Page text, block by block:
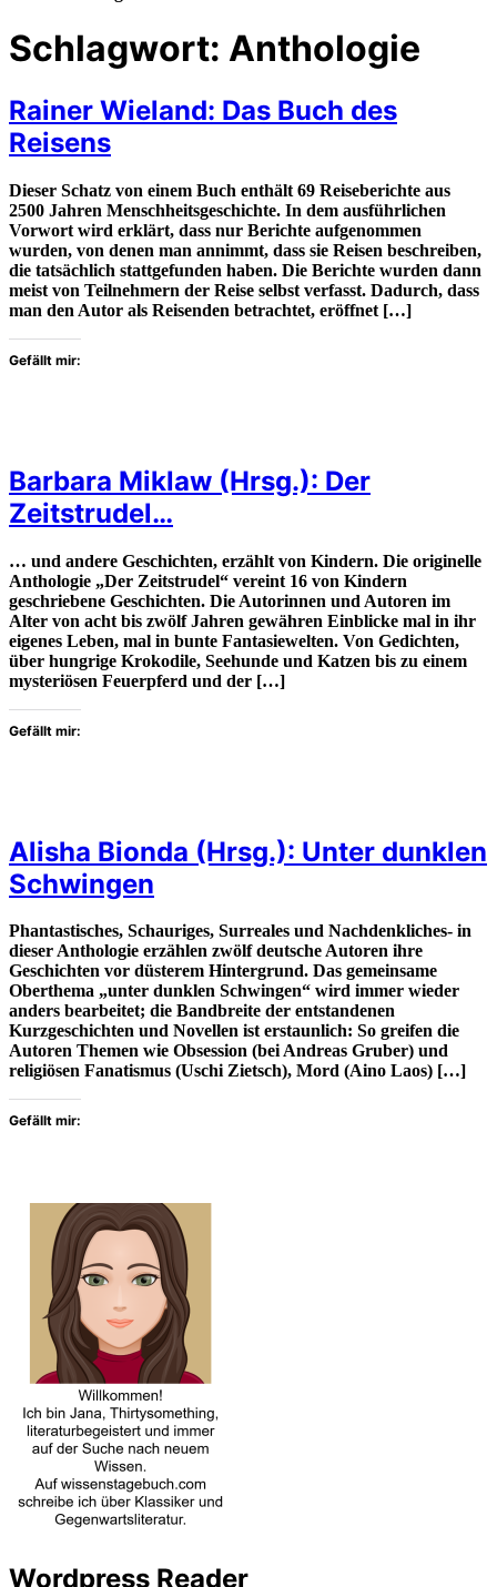
Schlagwort: Anthologie
Rainer Wieland: Das Buch des
Reisens
Dieser Schatz von einem Buch enthält 69 Reiseberichte aus
2500 Jahren Menschheitsgeschichte. In dem ausführlichen
Vorwort wird erklärt, dass nur Berichte aufgenommen
wurden, von denen man annimmt, dass sie Reisen beschreiben,
die tatsächlich stattgefunden haben. Die Berichte wurden dann
meist von Teilnehmern der Reise selbst verfasst. Dadurch, dass
man den Autor als Reisenden betrachtet, eröffnet […]
Gefällt mir:
Barbara Miklaw (Hrsg.): Der
Zeitstrudel…
… und andere Geschichten, erzählt von Kindern. Die originelle
Anthologie „Der Zeitstrudel“ vereint 16 von Kindern
geschriebene Geschichten. Die Autorinnen und Autoren im
Alter von acht bis zwölf Jahren gewähren Einblicke mal in ihr
eigenes Leben, mal in bunte Fantasiewelten. Von Gedichten,
über hungrige Krokodile, Seehunde und Katzen bis zu einem
mysteriösen Feuerpferd und der […]
Gefällt mir:
Alisha Bionda (Hrsg.): Unter dunklen
Schwingen
Phantastisches, Schauriges, Surreales und Nachdenkliches- in
dieser Anthologie erzählen zwölf deutsche Autoren ihre
Geschichten vor düsterem Hintergrund. Das gemeinsame
Oberthema „unter dunklen Schwingen“ wird immer wieder
anders bearbeitet; die Bandbreite der entstandenen
Kurzgeschichten und Novellen ist erstaunlich: So greifen die
Autoren Themen wie Obsession (bei Andreas Gruber) und
religiösen Fanatismus (Uschi Zietsch), Mord (Aino Laos) […]
Gefällt mir:
Wordpress Reader